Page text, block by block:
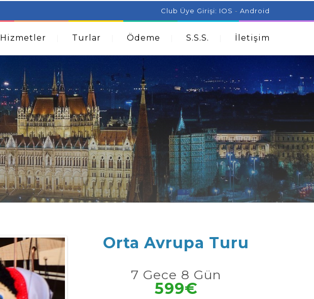
How A Dermatologist Can Help With Acne Problems Aromatherapy And
Club Üye Girişi: IOS - Android
Hizmetler Turlar Ödeme S.S.S. İletişim
Orta Avrupa Turu
7 Gece 8 Gün
599€